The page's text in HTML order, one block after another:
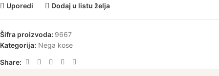
Uporedi Dodaj u listu želja
Šifra proizvoda: 9667
Kategorija: Nega kose
Share: